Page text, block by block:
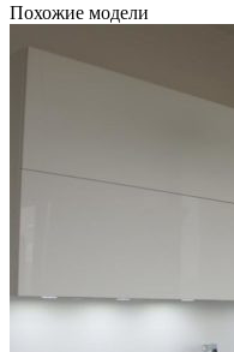
Похожие модели